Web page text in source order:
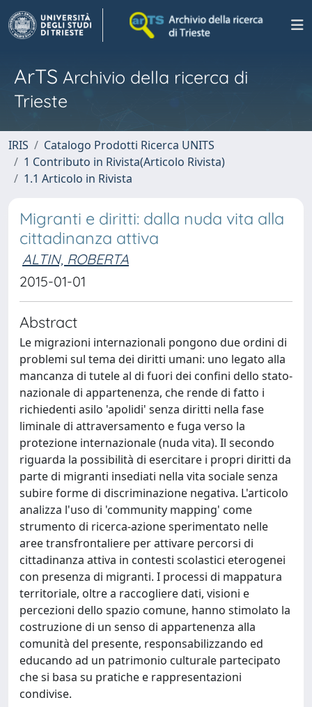
ArTS Archivio della ricerca di
Trieste
IRIS
Catalogo Prodotti Ricerca UNITS
1 Contributo in Rivista(Articolo Rivista)
1.1 Articolo in Rivista
Migranti e diritti: dalla nuda vita alla
cittadinanza attiva
ALTIN, ROBERTA
2015-01-01
Abstract
Le migrazioni internazionali pongono due ordini di
problemi sul tema dei diritti umani: uno legato alla
mancanza di tutele al di fuori dei confini dello stato-
nazionale di appartenenza, che rende di fatto i
richiedenti asilo 'apolidi' senza diritti nella fase
liminale di attraversamento e fuga verso la
protezione internazionale (nuda vita). Il secondo
riguarda la possibilità di esercitare i propri diritti da
parte di migranti insediati nella vita sociale senza
subire forme di discriminazione negativa. L'articolo
analizza l'uso di 'community mapping' come
strumento di ricerca-azione sperimentato nelle
aree transfrontaliere per attivare percorsi di
cittadinanza attiva in contesti scolastici eterogenei
con presenza di migranti. I processi di mappatura
territoriale, oltre a raccogliere dati, visioni e
percezioni dello spazio comune, hanno stimolato la
costruzione di un senso di appartenenza alla
comunità del presente, responsabilizzando ed
educando ad un patrimonio culturale partecipato
che si basa su pratiche e rappresentazioni
condivise.